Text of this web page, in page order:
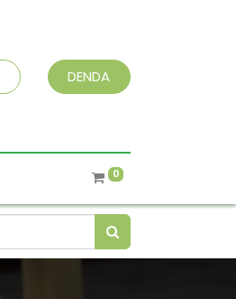
DENDA
0